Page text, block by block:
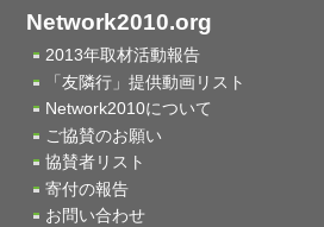
Network2010.org
2013年取材活動報告
「友隣行」提供動画リスト
Network2010について
ご協賛のお願い
協賛者リスト
寄付の報告
お問い合わせ